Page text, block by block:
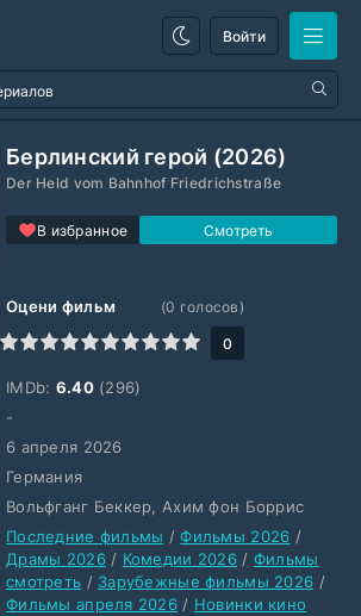
Войти
Берлинский герой (2026)
Der Held vom Bahnhof Friedrichstraße
В избранное
Оцени фильм
7 8 9 10
(0 голосов)
0
IMDb: 6.40(296)
-
6 апреля 2026
Германия
Вольфганг Беккер, Ахим фон Боррис
Последние фильмы /Фильмы 2026 /
Драмы 2026/ Комедии 2026 / Фильмы
смотреть / Зарубежные фильмы 2026 /
Фильмы апреля 2026 / Новинки кино